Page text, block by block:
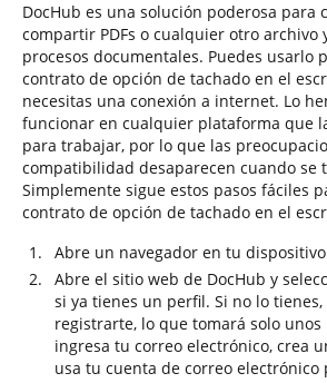
DocHub es una solución poderosa para
compartir PDFs o cualquier otro archivo
procesos documentales. Puedes usarlo
contrato de opción de tachado en el
necesitas una conexión a internet. Lo
funcionar en cualquier plataforma que
para trabajar, por lo que las
compatibilidad desaparecen cuando se
Simplemente sigue estos pasos fáciles
contrato de opción de tachado en el
Abre un navegador en tu
Abre el sitio web de DocHub y
si ya tienes un perfil. Si no lo tienes,
registrarte, lo que tomará solo
ingresa tu correo electrónico, crea
usa tu cuenta de correo electrónico